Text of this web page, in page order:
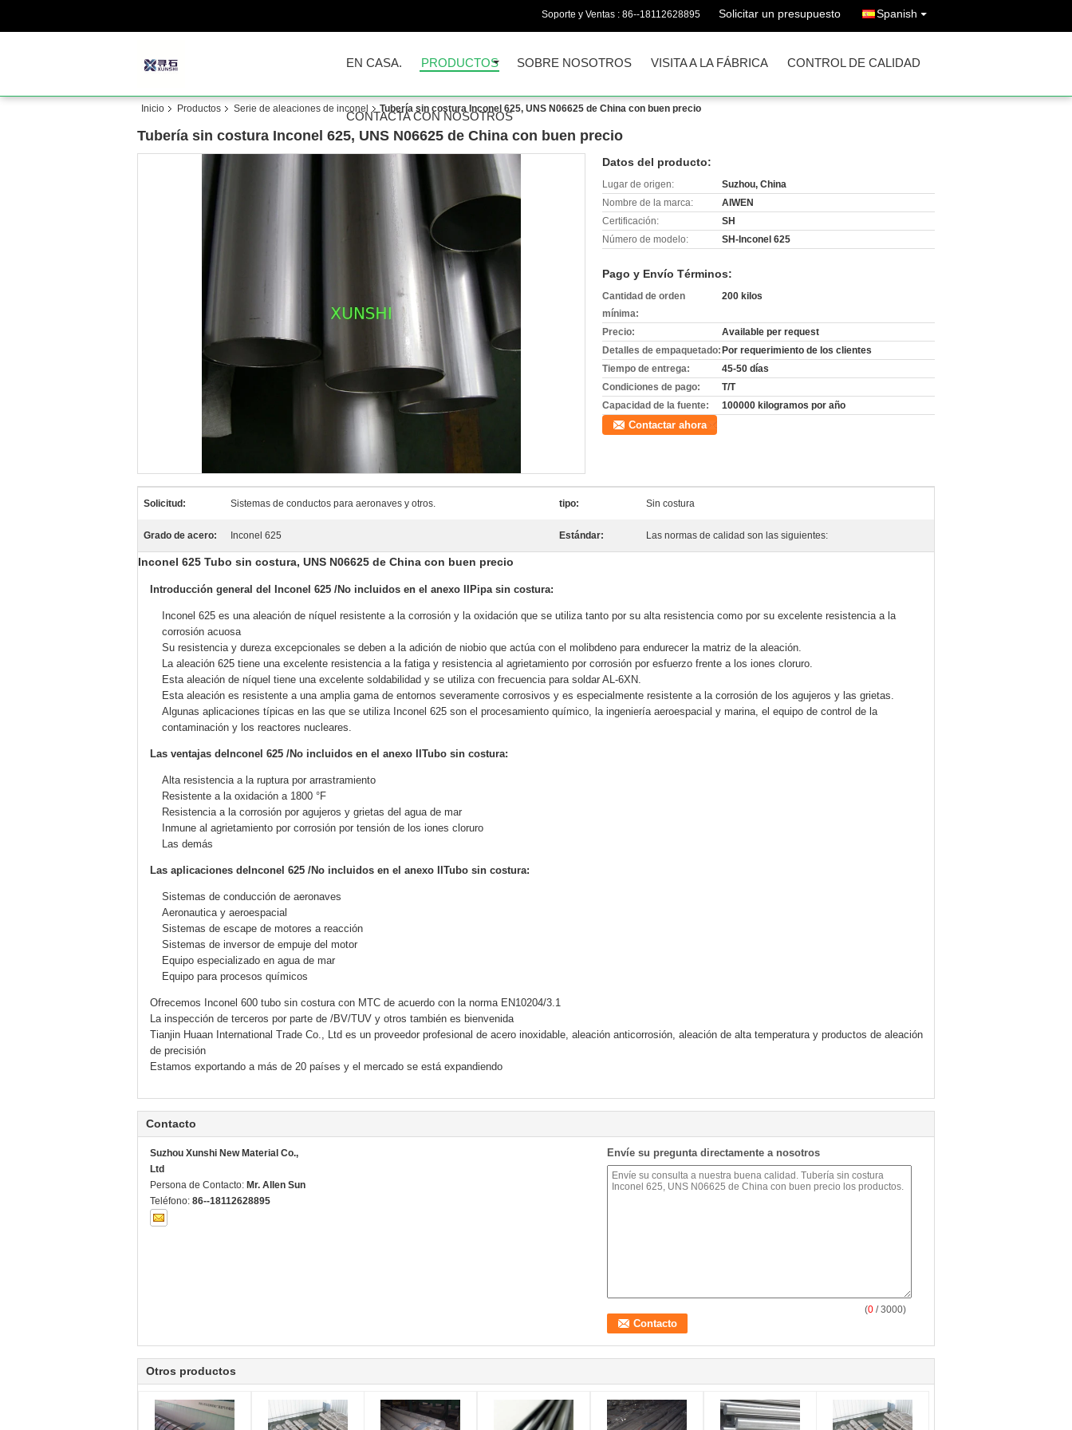
Soporte y Ventas : 86--18112628895 Solicitar un presupuesto Spanish
EN CASA. PRODUCTOS SOBRE NOSOTROS VISITA A LA FÁBRICA CONTROL DE CALIDAD
CONTACTA CON NOSOTROS
Inicio Productos Serie de aleaciones de inconel Tubería sin costura Inconel 625, UNS N06625 de China con buen precio
Tubería sin costura Inconel 625, UNS N06625 de China con buen precio
Datos del producto:
Lugar de origen:
Suzhou, China
Nombre de la marca:
AIWEN
Certificación:
SH
Número de modelo:
SH-Inconel 625
Pago y Envío Términos:
Cantidad de orden
mínima:
200 kilos
Precio:
Available per request
Detalles de empaquetado: Por requerimiento de los clientes
Tiempo de entrega:
45-50 días
Condiciones de pago:
T/T
Capacidad de la fuente:
100000 kilogramos por año
Contactar ahora
Solicitud: Sistemas de conductos para aeronaves y otros. tipo: Sin costura
Grado de acero: Inconel 625 Estándar: Las normas de calidad son las siguientes:
Inconel 625 Tubo sin costura, UNS N06625 de China con buen precio
Introducción general del Inconel 625 /No incluidos en el anexo II Pipa sin costura:
Inconel 625 es una aleación de níquel resistente a la corrosión y la oxidación que se utiliza tanto por su alta resistencia como por su excelente resistencia a la
corrosión acuosa
Su resistencia y dureza excepcionales se deben a la adición de niobio que actúa con el molibdeno para endurecer la matriz de la aleación.
La aleación 625 tiene una excelente resistencia a la fatiga y resistencia al agrietamiento por corrosión por esfuerzo frente a los iones cloruro.
Esta aleación de níquel tiene una excelente soldabilidad y se utiliza con frecuencia para soldar AL-6XN.
Esta aleación es resistente a una amplia gama de entornos severamente corrosivos y es especialmente resistente a la corrosión de los agujeros y las grietas.
Algunas aplicaciones típicas en las que se utiliza Inconel 625 son el procesamiento químico, la ingeniería aeroespacial y marina, el equipo de control de la
contaminación y los reactores nucleares.
Las ventajas de Inconel 625 /No incluidos en el anexo II Tubo sin costura:
Alta resistencia a la ruptura por arrastramiento
Resistente a la oxidación a 1800 °F
Resistencia a la corrosión por agujeros y grietas del agua de mar
Inmune al agrietamiento por corrosión por tensión de los iones cloruro
Las demás
Las aplicaciones de Inconel 625 /No incluidos en el anexo II Tubo sin costura:
Sistemas de conducción de aeronaves
Aeronautica y aeroespacial
Sistemas de escape de motores a reacción
Sistemas de inversor de empuje del motor
Equipo especializado en agua de mar
Equipo para procesos químicos
Ofrecemos Inconel 600 tubo sin costura con MTC de acuerdo con la norma EN10204/3.1
La inspección de terceros por parte de /BV/TUV y otros también es bienvenida
Tianjin Huaan International Trade Co., Ltd es un proveedor profesional de acero inoxidable, aleación anticorrosión, aleación de alta temperatura y productos de aleación
de precisión
Estamos exportando a más de 20 países y el mercado se está expandiendo
Contacto
Suzhou Xunshi New Material Co.,
Ltd
Persona de Contacto: Mr. Allen Sun
Teléfono: 86--18112628895
Envíe su pregunta directamente a nosotros
(0 / 3000)
Otros productos